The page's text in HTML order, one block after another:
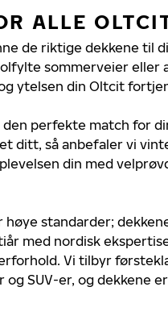
ALLE
de riktige dekkene til
sommerveier eller
ytelsen din Oltcit
perfekte match for
ditt, så anbefaler vi
din med
standarder;
med nordisk
Vi tilbyr
SUV-er, og dekkene